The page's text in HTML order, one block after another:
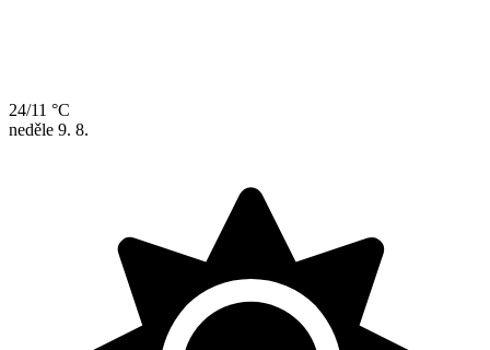
24/11 °C
neděle 9. 8.